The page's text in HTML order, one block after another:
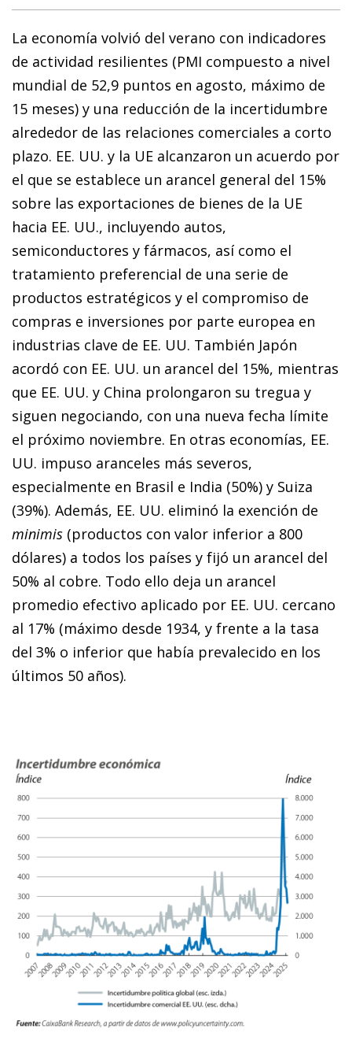
La economía volvió del verano con indicadores
de actividad resilientes (PMI compuesto a nivel
mundial de 52,9 puntos en agosto, máximo de
15 meses) y una reducción de la incertidumbre
alrededor de las relaciones comerciales a corto
plazo. EE. UU. y la UE alcanzaron un acuerdo por
el que se establece un arancel general del 15%
sobre las exportaciones de bienes de la UE
hacia EE. UU., incluyendo autos,
semiconductores y fármacos, así como el
tratamiento preferencial de una serie de
productos estratégicos y el compromiso de
compras e inversiones por parte europea en
industrias clave de EE. UU. También Japón
acordó con EE. UU. un arancel del 15%, mientras
que EE. UU. y China prolongaron su tregua y
siguen negociando, con una nueva fecha límite
el próximo noviembre. En otras economías, EE.
UU. impuso aranceles más severos,
especialmente en Brasil e India (50%) y Suiza
(39%). Además, EE. UU. eliminó la exención de
minimis (productos con valor inferior a 800
dólares) a todos los países y fijó un arancel del
50% al cobre. Todo ello deja un arancel
promedio efectivo aplicado por EE. UU. cercano
al 17% (máximo desde 1934, y frente a la tasa
del 3% o inferior que había prevalecido en los
últimos 50 años).